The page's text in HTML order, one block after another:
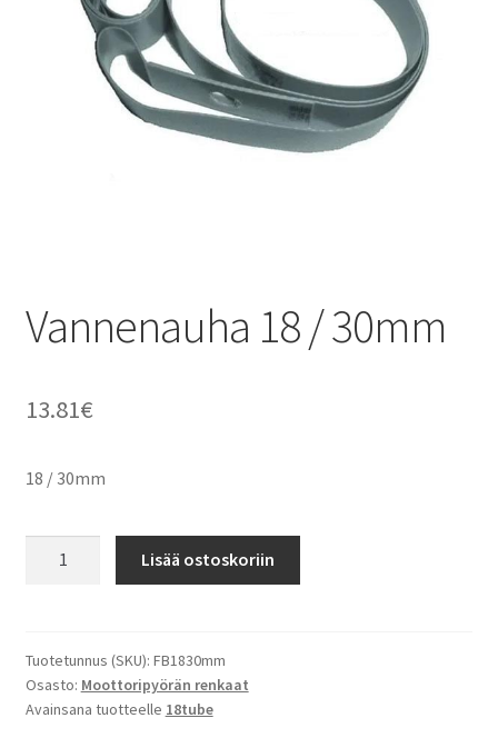
Vannenauha 18 / 30mm
13.81€
18 / 30mm
määrä
Lisää ostoskoriin
Tuotetunnus (SKU): FB1830mm
Osasto: Moottoripyörän renkaat
Avainsana tuotteelle 18tube